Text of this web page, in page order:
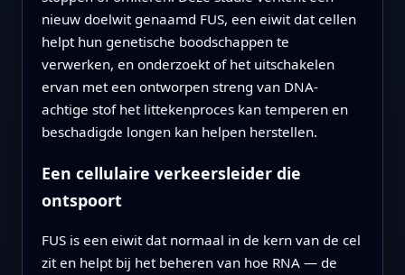
nieuw doelwit genaamd FUS, een eiwit dat cellen
helpt hun genetische boodschappen te
verwerken, en onderzoekt of het uitschakelen
ervan met een ontworpen streng van DNA-
achtige stof het littekenproces kan temperen en
beschadigde longen kan helpen herstellen.
Een cellulaire verkeersleider die
ontspoort
FUS is een eiwit dat normaal in de kern van de cel
zit en helpt bij het beheren van hoe RNA — de